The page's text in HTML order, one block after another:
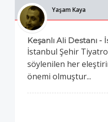
Yaşam Kaya
Keşanlı Ali Destanı
İstanbul Şehir
söylenilen her
önemi olmuştur...